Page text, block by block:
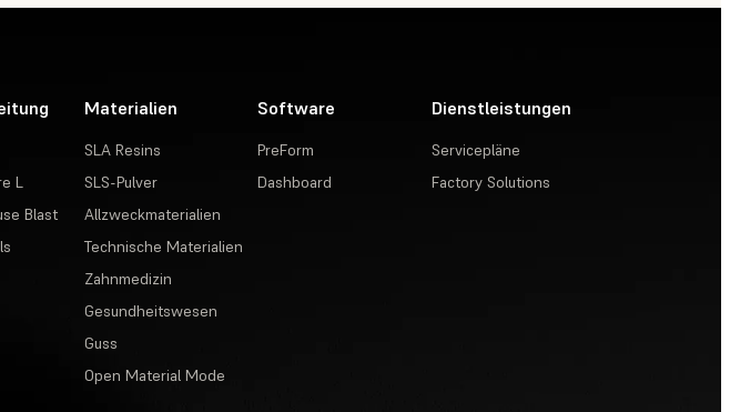
L
Blast
Materialien
SLA Resins
SLS-Pulver
Allzweckmaterialien
Technische Materialien
Zahnmedizin
Gesundheitswesen
Guss
Open Material Mode
Software
PreForm
Dashboard
Dienstleistungen
Servicepläne
Factory Solutions